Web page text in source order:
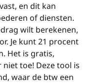
en dit kan
of diensten.
wilt berekenen,
Je kunt 21 procent
Het is gratis,
toe! Deze tool is
waar de btw een